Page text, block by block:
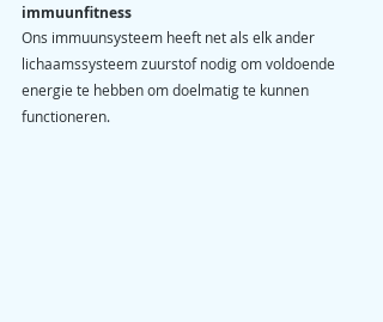
immuunfitness
Ons immuunsysteem heeft net als elk ander
lichaamssysteem zuurstof nodig om voldoende
energie te hebben om doelmatig te kunnen
functioneren.